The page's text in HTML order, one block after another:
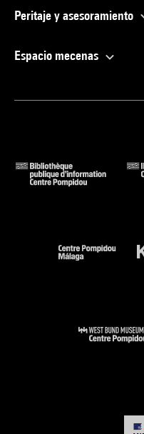
Peritaje y asesoramiento
Espacio mecenas